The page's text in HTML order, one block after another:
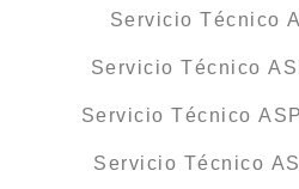
Servicio Técnico
Servicio Técnico
Servicio Técnico
Servicio Técnico